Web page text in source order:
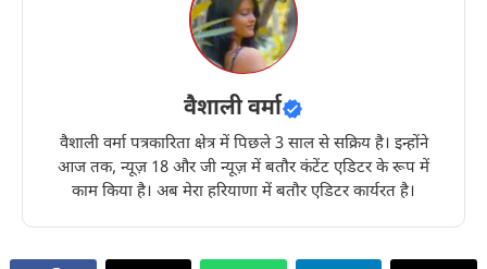
वैशाली वर्मा
वैशाली वर्मा पत्रकारिता क्षेत्र में पिछले 3 साल से सक्रिय है। इन्होंने
आज तक, न्यूज़ 18 और जी न्यूज़ में बतौर कंटेंट एडिटर के रूप में
काम किया है। अब मेरा हरियाणा में बतौर एडिटर कार्यरत है।